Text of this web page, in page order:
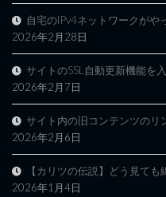
自宅のIPv4ネットワークがや
2026年2月28日
サイトのSSL自動更新機能を
2026年2月7日
サイト内の旧コンテンツのリ
2026年2月6日
【カリツの伝説】どう見て
2026年1月4日